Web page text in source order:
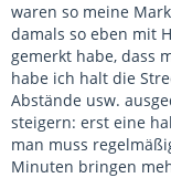
waren so meine
damals so eben mit
gemerkt habe, dass
habe ich halt die
Abstände usw.
steigern: erst eine
man muss
Minuten bringen